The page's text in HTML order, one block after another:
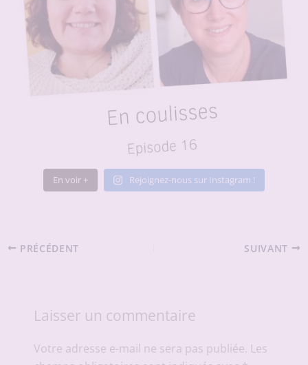
En voir + Rejoignez-nous sur Instagram !
PRÉCÉDENT SUIVANT
Laisser un commentaire
Votre adresse e-mail ne sera pas publiée. Les